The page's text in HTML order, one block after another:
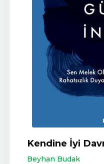
Kendine İyi
Beyhan Budak